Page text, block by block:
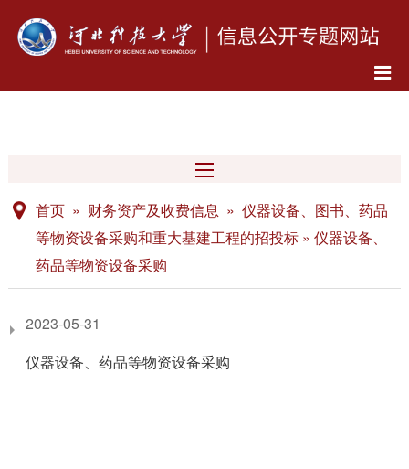
首页 » 财务资产及收费信息 » 仪器设备、图书、药品
等物资设备采购和重大基建工程的招投标 » 仪器设备、
药品等物资设备采购
2023-05-31
仪器设备、药品等物资设备采购